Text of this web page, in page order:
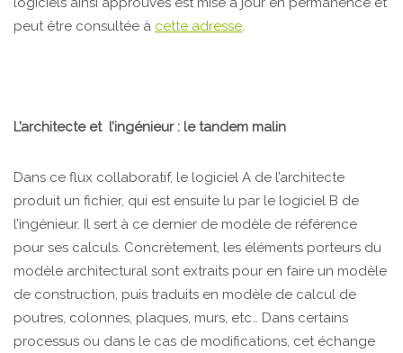
peut être consultée à cette adresse.
L’architecte et l’ingénieur : le tandem malin
Dans ce flux collaboratif, le logiciel A de l’architecte
produit un fichier, qui est ensuite lu par le logiciel B de
l’ingénieur. Il sert à ce dernier de modèle de référence
pour ses calculs. Concrètement, les éléments porteurs du
modèle architectural sont extraits pour en faire un modèle
de construction, puis traduits en modèle de calcul de
poutres, colonnes, plaques, murs, etc… Dans certains
processus ou dans le cas de modifications, cet échange